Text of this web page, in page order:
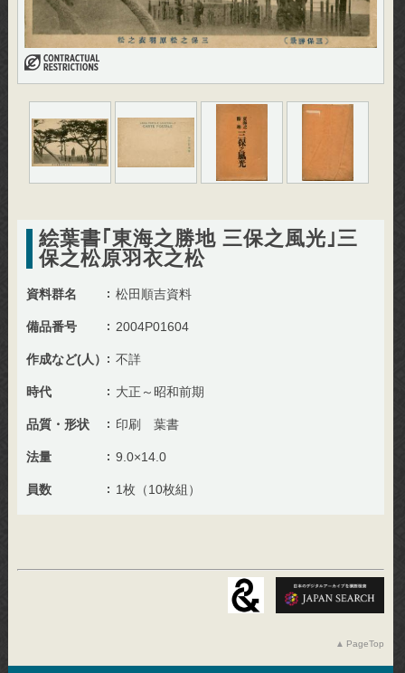
絵葉書｢東海之勝地 三保之風光｣三
保之松原羽衣之松
資料群名 松田順吉資料
備品番号 2004P01604
作成など(人） 不詳
時代 大正～昭和前期
品質・形状 印刷 葉書
法量 9.0×14.0
員数 1枚（10枚組）
PageTop